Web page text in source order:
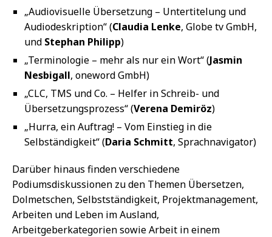
„Audiovisuelle Übersetzung – Untertitelung und
Audiodeskription“ (Claudia Lenke, Globe tv GmbH,
und Stephan Philipp)
„Terminologie – mehr als nur ein Wort“ (Jasmin
Nesbigall, oneword GmbH)
„CLC, TMS und Co. – Helfer in Schreib- und
Übersetzungsprozess“ (Verena Demiröz)
„Hurra, ein Auftrag! – Vom Einstieg in die
Selbständigkeit“ (Daria Schmitt, Sprachnavigator)
Darüber hinaus finden verschiedene
Podiumsdiskussionen zu den Themen Übersetzen,
Dolmetschen, Selbstständigkeit, Projektmanagement,
Arbeiten und Leben im Ausland,
Arbeitgeberkategorien sowie Arbeit in einem